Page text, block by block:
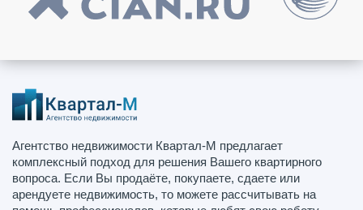
Агентство недвижимости Квартал-М предлагает
комплексный подход для решения Вашего квартирного
вопроса. Если Вы продаёте, покупаете, сдаете или
арендуете недвижимость, то можете рассчитывать на